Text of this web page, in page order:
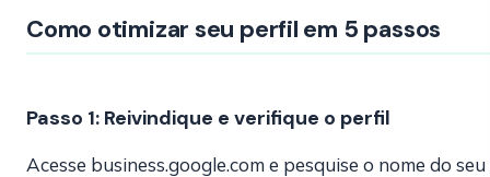
Como otimizar seu perfil em 5 passos
Passo 1: Reivindique e verifique o perfil
Acesse business.google.com e pesquise o nome do seu